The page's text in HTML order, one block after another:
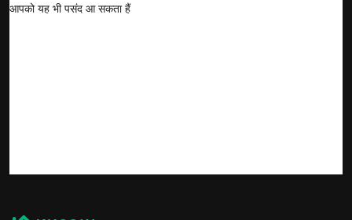
आपको यह भी पसंद आ सकता हैं